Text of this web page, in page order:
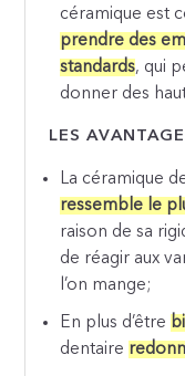
céramique est
prendre des
standards, qui
donner des
LES
La céramique
ressemble le
raison de sa
de réagir aux
l’on mange;
En plus d’être
dentaire